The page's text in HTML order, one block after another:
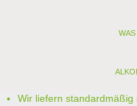
Wir liefern standardmäßig